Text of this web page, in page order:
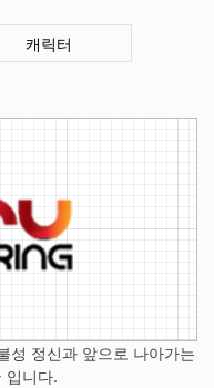
캐릭터
성 정신과 앞으로 나아가는
입니다.